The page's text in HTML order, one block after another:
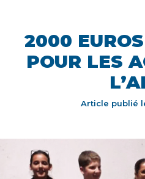
2000
POUR LES
Article publié